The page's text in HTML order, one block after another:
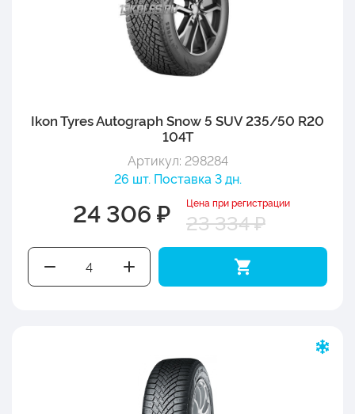
Ikon Tyres Autograph Snow 5 SUV 235/50 R20
104T
Артикул: 298284
26 шт. Поставка 3 дн.
24 306 ₽ Цена при регистрации
23 334 ₽